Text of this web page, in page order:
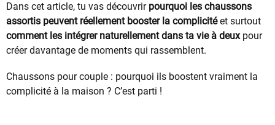
Dans cet article, tu vas découvrir pourquoi les chaussons
assortis peuvent réellement booster la complicitéet surtout
comment les intégrer naturellement dans ta vie à deuxpour
créer davantage de moments qui rassemblent.
Chaussons pour couple : pourquoi ils boostent vraiment la
complicité à la maison ? C’est parti !